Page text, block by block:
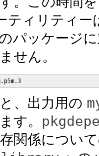
ティリティー
パッケージ
せん。
、出力用の
す。
関係につい